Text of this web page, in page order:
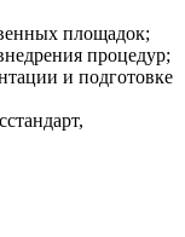
площадок;
процедур;
и подготовке